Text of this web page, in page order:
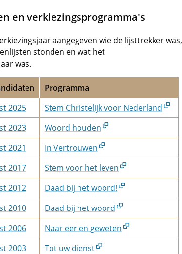
en verkiezingsprogramma's
aangegeven wie de lijsttrekker was,
stonden en wat het
was.
Programma
2025
Stem Christelijk voor Nederland
2023
Woord houden
2021
In Vertrouwen
2017
Stem voor het leven
2012
Daad bij het woord!
2010
Daad bij het woord
2006
Naar eer en geweten
2003
Tot uw dienst